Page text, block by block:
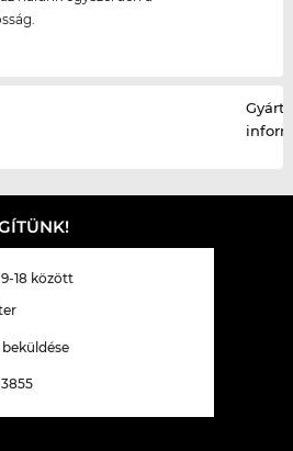
18 között
3855